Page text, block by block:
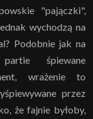
"pajączki",
wychodzą na
Podobnie jak na
śpiewane
wrażenie to
przez
że fajnie byłoby,